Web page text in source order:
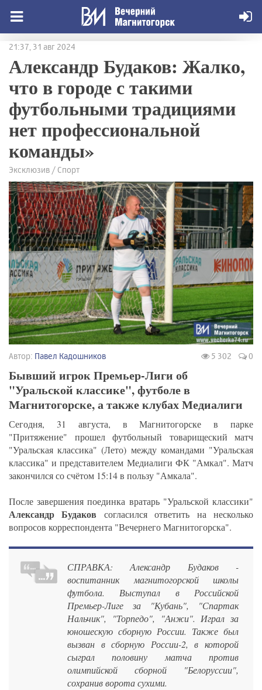
21:37, 31 авг 2024
Александр Будаков: Жалко,
что в городе с такими
футбольными традициями
нет профессиональной
команды»
Эксклюзив / Спорт
Автор: Павел Кадошников 5 302 0
Бывший игрок Премьер-Лиги об
"Уральской классике", футболе в
Магнитогорске, а также клубах Медиалиги
Сегодня, 31 августа, в Магнитогорске в парке
"Притяжение" прошел футбольный товарищеский матч
"Уральская классика" (Лето) между командами "Уральская
классика" и представителем Медиалиги ФК "Амкал". Матч
закончился со счётом 15:14 в пользу "Амкала".
После завершения поединка вратарь "Уральской классики"
Александр Будаков согласился ответить на несколько
вопросов корреспондента "Вечернего Магнитогорска".
СПРАВКА: Александр Будаков -
воспитанник магнитогорской школы
футбола. Выступал в Российской
Премьер-Лиге за "Кубань", "Спартак
Нальчик", "Торпедо", "Анжи". Играл за
юношескую сборную России. Также был
вызван в сборную России-2, в которой
сыграл половину матча против
олимпийской сборной "Белоруссии",
сохранив ворота сухими.